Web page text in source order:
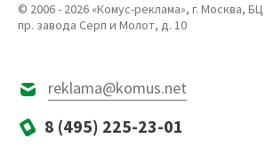
© 2006 - 2026 «Комус-реклама», г. Москва, БЦ
пр. завода Серп и Молот, д. 10
reklama@komus.net
8 (495) 225-23-01